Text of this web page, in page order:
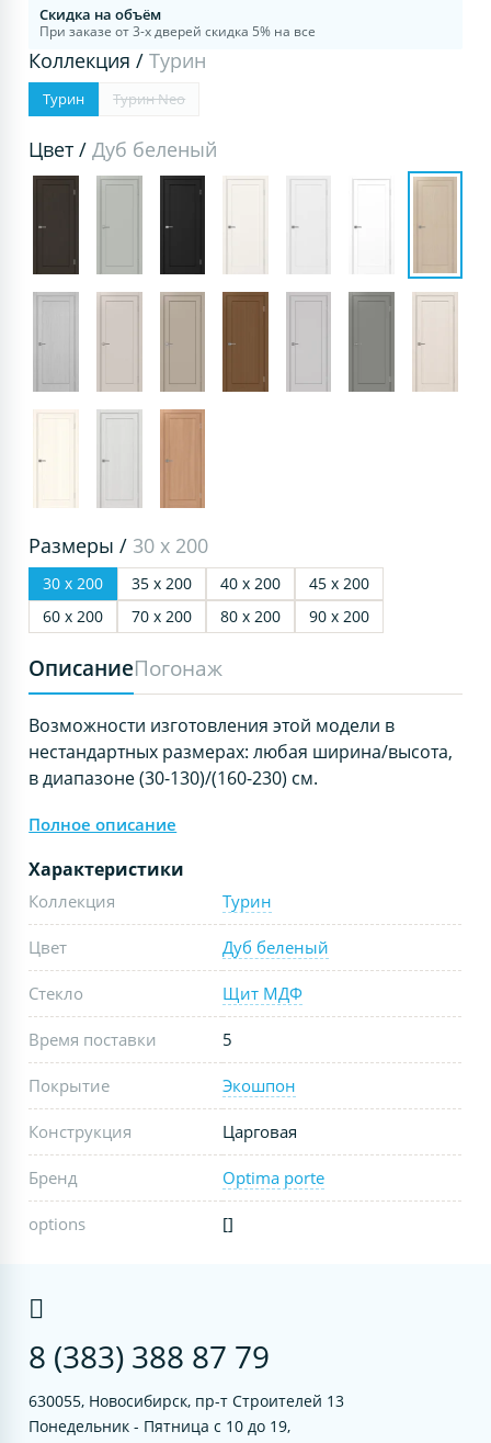
Скидка на объём
При заказе от 3-х дверей скидка 5% на все
Коллекция /Турин
Турин Турин Neo
Цвет /Дуб беленый
Размеры / 30 х 200
30 х 200 35 х 200 40 х 200
45 х 200
60 х 200
70 х 200 80 х 200 90 х 200
ОписаниеПогонаж
Возможности изготовления этой модели в
нестандартных размерах: любая ширина/высота,
в диапазоне (30-130)/(160-230) см.
Полное описание
Характеристики
Коллекция Турин
Цвет Дуб беленый
Стекло Щит МДФ
Время поставки 5
Покрытие Экошпон
Конструкция Царговая
Бренд Optima porte
options []
8 (383) 388 87 79
630055, Новосибирск, пр-т Строителей 13
Понедельник - Пятница с 10 до 19,